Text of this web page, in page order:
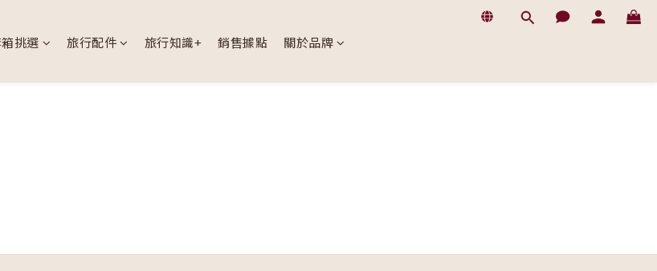
挑選 旅行配件 旅行知識+ 銷售據點 關於品牌